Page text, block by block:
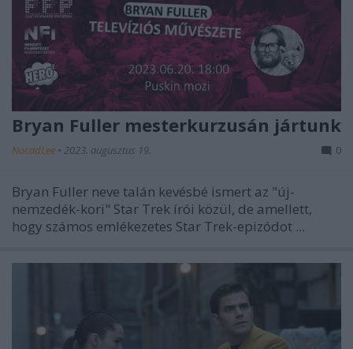
Bryan Fuller mesterkurzusán jártunk
NocadLee • 2023. augusztus 19. 0
Bryan Fuller neve talán kevésbé ismert az "új-
nemzedék-kori" Star Trek írói közül, de amellett,
hogy számos emlékezetes Star Trek-epizódot ...